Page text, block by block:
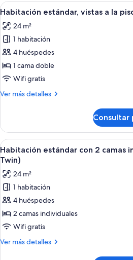
Abrir
todas
las
fotos
de
Habitación
estándar,
a
(Standard
King)
5
Habitación estándar, vistas a la
24 m²
1 habitación
4 huéspedes
1 cama doble
Wifi gratis
Ver más detalles
Más
estándar,
vistas
a
la
piscina
(Standard
King)
Consultar
Abrir
todas
las
fotos
de
Habitación
estándar
con
2
4
Habitación estándar con 2 camas
Twin)
24 m²
1 habitación
4 huéspedes
2 camas individuales
Wifi gratis
Ver más detalles
Más